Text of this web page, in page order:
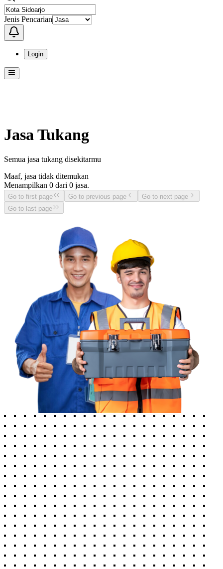
Jenis Pencarian
Login
Jasa Tukang
Semua jasa tukang disekitarmu
Maaf, jasa tidak ditemukan
Menampilkan 0 dari 0 jasa.
Go to first page Go to previous page
Go to next page
Go to last page